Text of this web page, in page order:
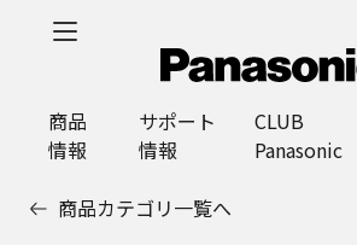
商品
情報
サポート
情報
CLUB
Panasonic
商品カテゴリ一覧へ